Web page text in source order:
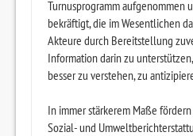
Turnusprogramm aufgenommen
bekräftigt, die im Wesentlichen
Akteure durch Bereitstellung
Information darin zu
besser zu verstehen, zu
In immer stärkerem Maße
Sozial- und